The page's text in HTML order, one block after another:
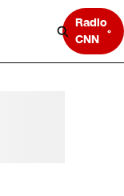
Radio
CNN